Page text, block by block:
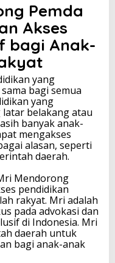
Pemda
Akses
bagi Anak-
yang
bagi semua
yang
belakang atau
banyak anak-
mengakses
alasan, seperti
daerah.
Mendorong
pendidikan
rakyat. Mri adalah
pada advokasi dan
di Indonesia. Mri
daerah untuk
bagi anak-anak